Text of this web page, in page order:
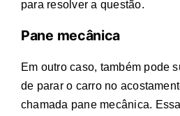
para resolver a questão.
Pane mecânica
Em outro caso, também pode
de parar o carro no
chamada pane mecânica.